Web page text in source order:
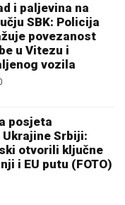
i paljevina na
SBK: Policija
povezanost
u Vitezu i
vozila
posjeta
Srbiji:
otvorili ključne
i EU putu (FOTO)